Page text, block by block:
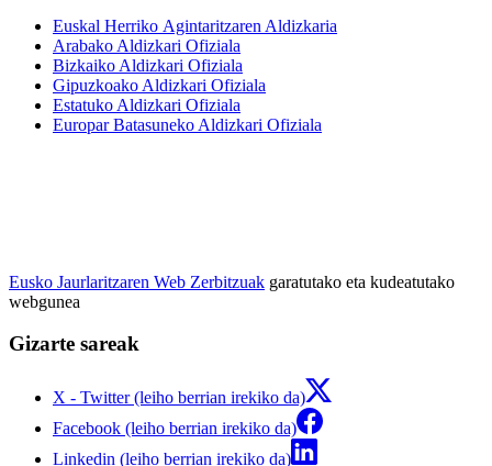
Euskal Herriko Agintaritzaren Aldizkaria
Arabako Aldizkari Ofiziala
Bizkaiko Aldizkari Ofiziala
Gipuzkoako Aldizkari Ofiziala
Estatuko Aldizkari Ofiziala
Europar Batasuneko Aldizkari Ofiziala
Eusko Jaurlaritzaren Web Zerbitzuak garatutako eta kudeatutako
webgunea
Gizarte sareak
X - Twitter (leiho berrian irekiko da)
Facebook (leiho berrian irekiko da)
Linkedin (leiho berrian irekiko da)